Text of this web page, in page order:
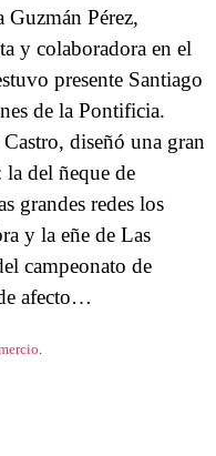
Pérez,
y colaboradora en el
presente Santiago
de la Pontificia.
diseñó una gran
la del ñeque de
grandes redes los
y la eñe de Las
campeonato de
afecto…
.